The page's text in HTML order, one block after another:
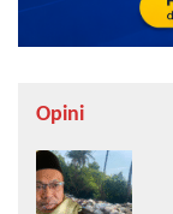
Opini